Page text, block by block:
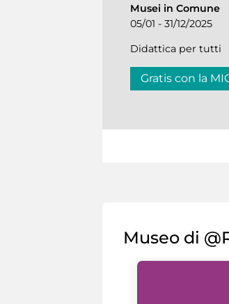
Musei in Comune
05/01 - 31/12/2025
Didattica per tutti
Gratis con la
Museo di